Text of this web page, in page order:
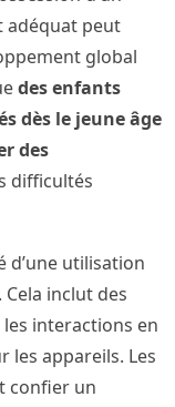
adéquat peut
global
des enfants
dès le jeune âge
des
difficultés
d’une utilisation
inclut des
interactions en
les appareils. Les
confier un